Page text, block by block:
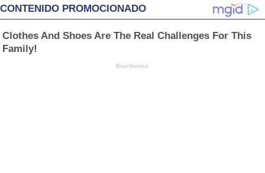
CONTENIDO PROMOCIONADO
Clothes And Shoes Are The Real Challenges For This
Family!
Brainberries